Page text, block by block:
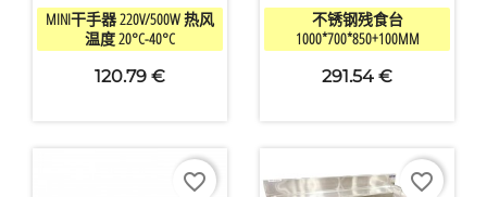
快速查看
MINI干手器 220V/500W 热风
温度 20°C-40°C
120.79 €
快速查看
不锈钢残食台
1000*700*850+100MM
291.54 €
favorite_border favorite_border